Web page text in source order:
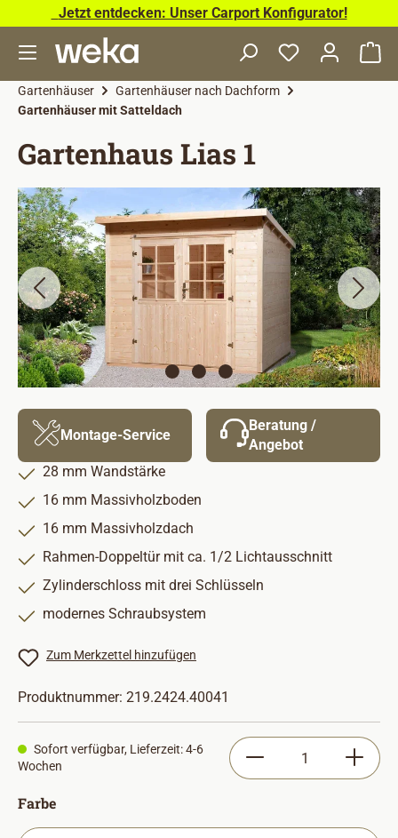
Zum Hauptinhalt springen
Jetzt entdecken: Unser Carport Konfigurator!
Gartenhäuser
Gartenhäuser nach Dachform
Gartenhäuser mit Satteldach
Gartenhaus Lias 1
Bildergalerie überspringen
Montage-Service
Beratung /
Angebot
28 mm Wandstärke
16 mm Massivholzboden
16 mm Massivholzdach
Rahmen-Doppeltür mit ca. 1/2 Lichtausschnitt
Zylinderschloss mit drei Schlüsseln
modernes Schraubsystem
Zum Merkzettel hinzufügen
Produktnummer: 219.2424.40041
Sofort verfügbar, Lieferzeit: 4-6
Wochen
Produkt Anzahl:
Farbeauswählen